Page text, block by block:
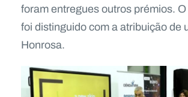
foram entregues outros prémios. O
foi distinguido com a atribuição de
Honrosa.